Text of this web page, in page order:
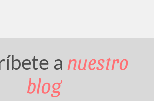
a nuestro
blog